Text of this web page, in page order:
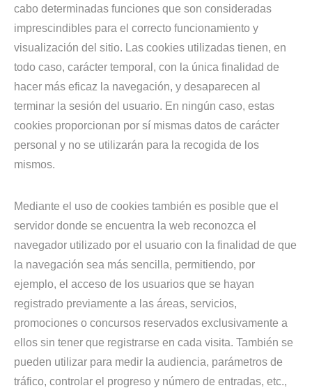
cabo determinadas funciones que son consideradas
imprescindibles para el correcto funcionamiento y
visualización del sitio. Las cookies utilizadas tienen, en
todo caso, carácter temporal, con la única finalidad de
hacer más eficaz la navegación, y desaparecen al
terminar la sesión del usuario. En ningún caso, estas
cookies proporcionan por sí mismas datos de carácter
personal y no se utilizarán para la recogida de los
mismos.
Mediante el uso de cookies también es posible que el
servidor donde se encuentra la web reconozca el
navegador utilizado por el usuario con la finalidad de que
la navegación sea más sencilla, permitiendo, por
ejemplo, el acceso de los usuarios que se hayan
registrado previamente a las áreas, servicios,
promociones o concursos reservados exclusivamente a
ellos sin tener que registrarse en cada visita. También se
pueden utilizar para medir la audiencia, parámetros de
tráfico, controlar el progreso y número de entradas, etc.,